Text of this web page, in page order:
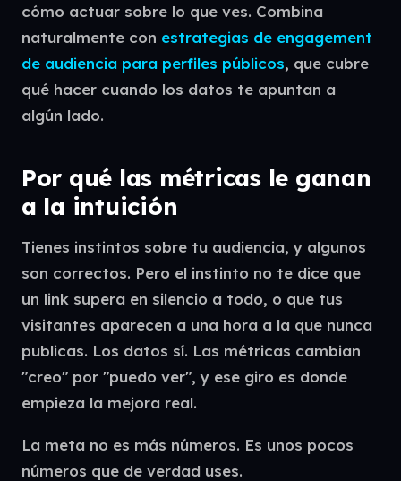
cómo actuar sobre lo que ves. Combina
naturalmente con estrategias de engagement
de audiencia para perfiles públicos, que cubre
qué hacer cuando los datos te apuntan a
algún lado.
Por qué las métricas le ganan
a la intuición
Tienes instintos sobre tu audiencia, y algunos
son correctos. Pero el instinto no te dice que
un link supera en silencio a todo, o que tus
visitantes aparecen a una hora a la que nunca
publicas. Los datos sí. Las métricas cambian
"creo" por "puedo ver", y ese giro es donde
empieza la mejora real.
La meta no es más números. Es unos pocos
números que de verdad uses.